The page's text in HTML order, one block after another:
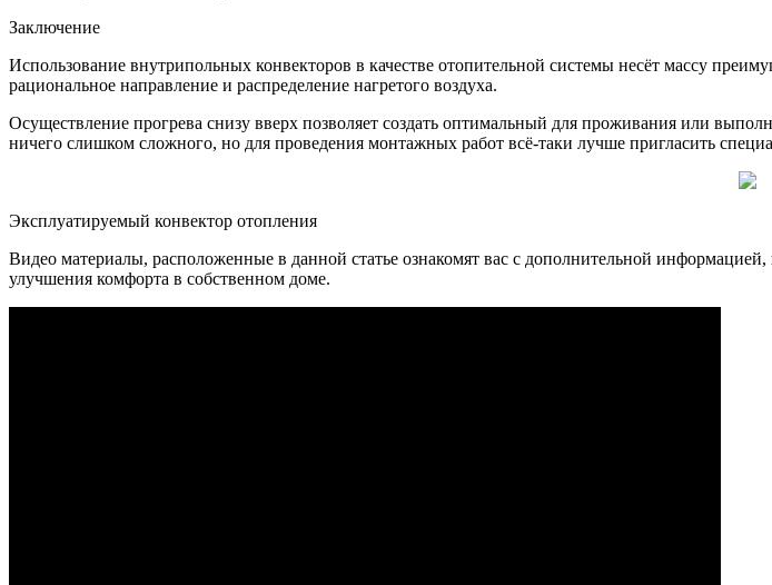
Заключение
Использование внутрипольных конвекторов в качестве отопительной системы несёт массу
рациональное направление и распределение нагретого воздуха.
Осуществление прогрева снизу вверх позволяет создать оптимальный для проживания или
ничего слишком сложного, но для проведения монтажных работ всё-таки лучше пригласить
Эксплуатируемый конвектор отопления
Видео материалы, расположенные в данной статье ознакомят вас с дополнительной
улучшения комфорта в собственном доме.